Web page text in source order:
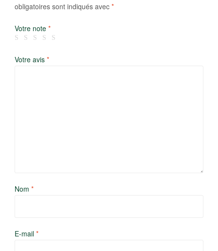
obligatoires sont indiqués avec *
Votre note *
Votre avis *
Nom *
E-mail *